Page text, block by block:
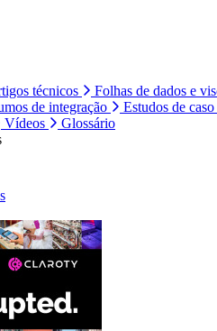
técnicos
Folhas de dados e
de integração
Estudos de caso
Vídeos
Glossário